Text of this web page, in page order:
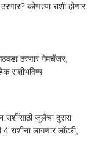
कोणत्या राशी होणार
ठरणार गेमचेंजर;
राशीभविष्य
जुलैचा दुसरा
लागणार लॉटरी,